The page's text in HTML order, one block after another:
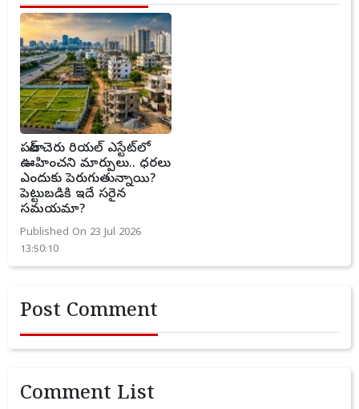
పటాన్ చెరు రియల్ ఎస్టేట్‌లో
ఊహించని మార్పులు.. ధరలు
ఎందుకు పెరుగుతున్నాయి?
పెట్టుబడికి ఇదే సరైన
సమయమా?
Published On 23 Jul 2026
13:50:10
Post Comment
Comment List